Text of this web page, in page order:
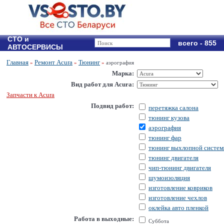
СТО и
АВТОСЕРВИСЫ
всего - 855
Главная » Ремонт Acura » Тюнинг » аэрография
Марка:
Вид работ для Acura:
Запчасти к Acura
Подвид работ:
перетяжка салона
тюнинг кузова
аэрография
тюнинг фар
тюнинг выхлопной
тюнинг двигателя
чип-тюнинг двигателя
шумоизоляция
изготовление ковриков
изготовление чехлов
оклейка авто пленкой
Работа в выходные:
Суббота